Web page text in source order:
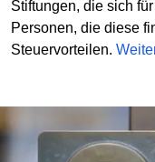
Stiftungen, die sich
Personen, die diese
Steuervorteilen.